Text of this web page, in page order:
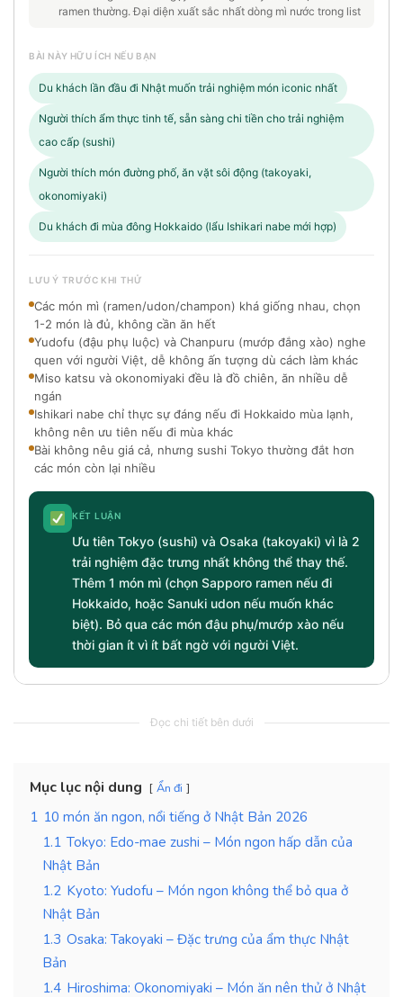
ramen thường. Đại diện xuất sắc nhất dòng mì nước trong list
BÀI NÀY HỮU ÍCH NẾU BẠN
Du khách lần đầu đi Nhật muốn trải nghiệm món iconic nhất
Người thích ẩm thực tinh tế, sẵn sàng chi tiền cho trải nghiệm
cao cấp (sushi)
Người thích món đường phố, ăn vặt sôi động (takoyaki,
okonomiyaki)
Du khách đi mùa đông Hokkaido (lẩu Ishikari nabe mới hợp)
LƯU Ý TRƯỚC KHI THỬ
Các món mì (ramen/udon/champon) khá giống nhau, chọn
1-2 món là đủ, không cần ăn hết
Yudofu (đậu phụ luộc) và Chanpuru (mướp đắng xào) nghe
quen với người Việt, dễ không ấn tượng dù cách làm khác
Miso katsu và okonomiyaki đều là đồ chiên, ăn nhiều dễ
ngán
Ishikari nabe chỉ thực sự đáng nếu đi Hokkaido mùa lạnh,
không nên ưu tiên nếu đi mùa khác
Bài không nêu giá cả, nhưng sushi Tokyo thường đắt hơn
các món còn lại nhiều
KẾT LUẬN
Ưu tiên Tokyo (sushi) và Osaka (takoyaki) vì là 2
trải nghiệm đặc trưng nhất không thể thay thế.
Thêm 1 món mì (chọn Sapporo ramen nếu đi
Hokkaido, hoặc Sanuki udon nếu muốn khác
biệt). Bỏ qua các món đậu phụ/mướp xào nếu
thời gian ít vì ít bất ngờ với người Việt.
Đọc chi tiết bên dưới
Mục lục nội dung Ẩn đi
1 10 món ăn ngon, nổi tiếng ở Nhật Bản 2026
1.1 Tokyo: Edo-mae zushi – Món ngon hấp dẫn của
Nhật Bản
1.2 Kyoto: Yudofu – Món ngon không thể bỏ qua ở
Nhật Bản
1.3 Osaka: Takoyaki – Đặc trưng của ẩm thực Nhật
Bản
1.4 Hiroshima: Okonomiyaki – Món ăn nên thử ở Nhật